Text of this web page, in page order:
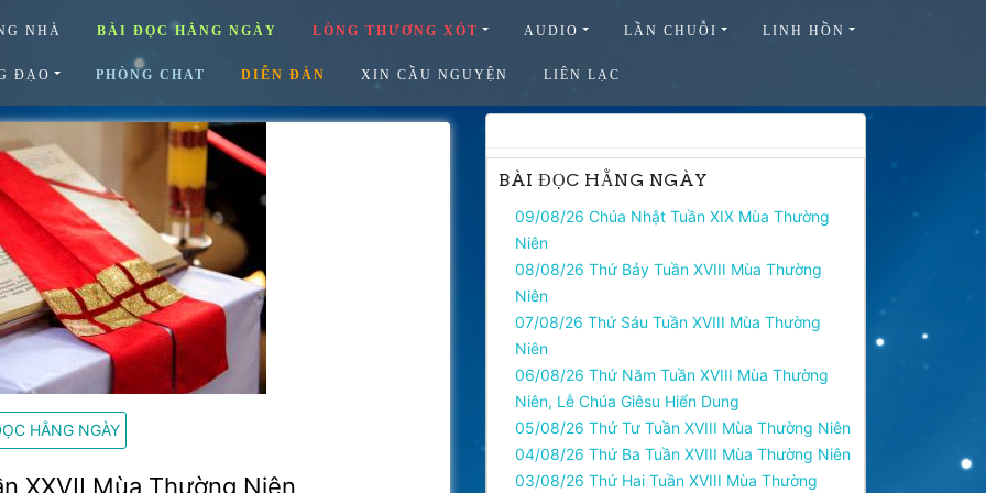
NHÀ BÀI ĐỌC HẰNG NGÀY LÒNG THƯƠNG XÓT AUDIO LẦN CHUỖI LINH HỒN
ĐẠO PHÒNG CHAT DIỄN ĐÀN XIN CẦU NGUYỆN LIÊN LẠC
HẰNG NGÀY
XXVII Mùa Thường Niên
BÀI ĐỌC HẰNG NGÀY
09/08/26 Chúa Nhật Tuần XIX Mùa Thường
Niên
08/08/26 Thứ Bảy Tuần XVIII Mùa Thường
Niên
07/08/26 Thứ Sáu Tuần XVIII Mùa Thường
Niên
06/08/26 Thứ Năm Tuần XVIII Mùa Thường
Niên, Lễ Chúa Giêsu Hiển Dung
05/08/26 Thứ Tư Tuần XVIII Mùa Thường Niên
04/08/26 Thứ Ba Tuần XVIII Mùa Thường Niên
03/08/26 Thứ Hai Tuần XVIII Mùa Thường